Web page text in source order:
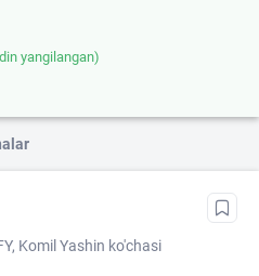
yangilangan)
Komil Yashin ko'chasi